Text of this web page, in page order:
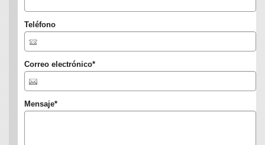
Teléfono
Correo electrónico*
Mensaje*